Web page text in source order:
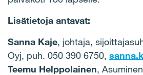
Lisätietoja antavat:
Sanna Kaje, johtaja,
Oyj, puh. 050 390 6750,
Teemu Helppolainen,